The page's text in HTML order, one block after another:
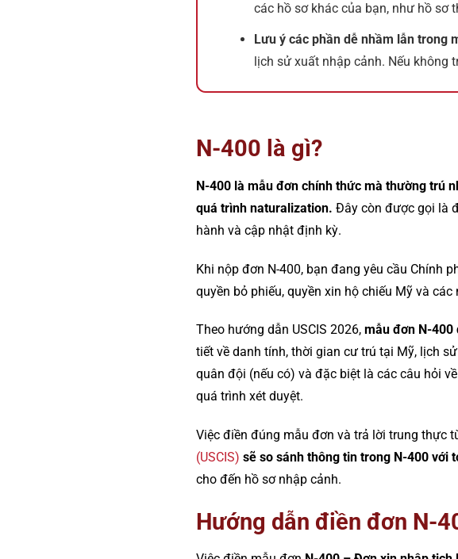
các hồ sơ khác của bạn, như hồ sơ
Lưu ý các phần dễ nhầm lẫn trong
lịch sử xuất nhập cảnh. Nếu không
N-400 là gì?
N-400 là mẫu đơn chính thức mà thường trú
quá trình naturalization. Đây còn được gọi là
hành và cập nhật định kỳ.
Khi nộp đơn N-400, bạn đang yêu cầu Chính
quyền bỏ phiếu, quyền xin hộ chiếu Mỹ và
Theo hướng dẫn USCIS 2026, mẫu đơn N-400
tiết về danh tính, thời gian cư trú tại Mỹ, lịch
quân đội (nếu có) và đặc biệt là các câu hỏi về
quá trình xét duyệt.
Việc điền đúng mẫu đơn và trả lời trung thực
(USCIS) sẽ so sánh thông tin trong N-400 với
cho đến hồ sơ nhập cảnh.
Hướng dẫn điền đơn N-